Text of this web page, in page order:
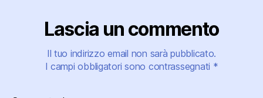
Lascia un commento
Il tuo indirizzo email non sarà pubblicato.
I campi obbligatori sono contrassegnati *